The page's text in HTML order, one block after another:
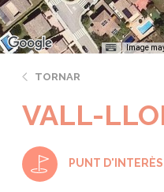
Image
TORNAR
VALL-
PUNT D'INTERÈS